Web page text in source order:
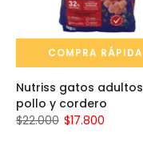
COMPRA RÁPIDA
Nutriss gatos adultos
pollo y cordero
$22.000 $17.800